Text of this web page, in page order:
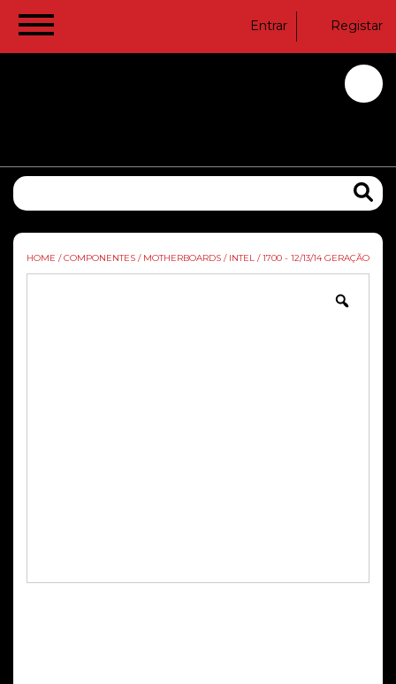
Entrar Registar
HOME / COMPONENTES / MOTHERBOARDS / INTEL / 1700 - 12/13/14 GERAÇÃO